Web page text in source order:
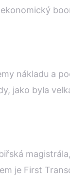
nákladu a
jako byla
je First